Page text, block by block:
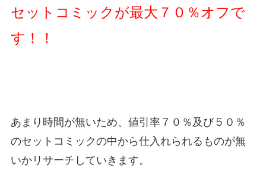
セットコミックが最大７０％オフで
す！！
あまり時間が無いため、値引率７０％及び５０％
のセットコミックの中から仕入れられるものが無
いかリサーチしていきます。